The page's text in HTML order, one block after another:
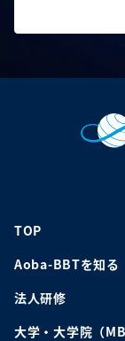
TOP
Aoba-BBTを知る
法人研修
大学・大学院（